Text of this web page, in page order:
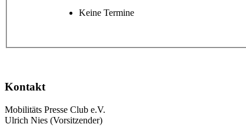
Keine Termine
Kontakt
Mobilitäts Presse Club e.V.
Ulrich Nies (Vorsitzender)